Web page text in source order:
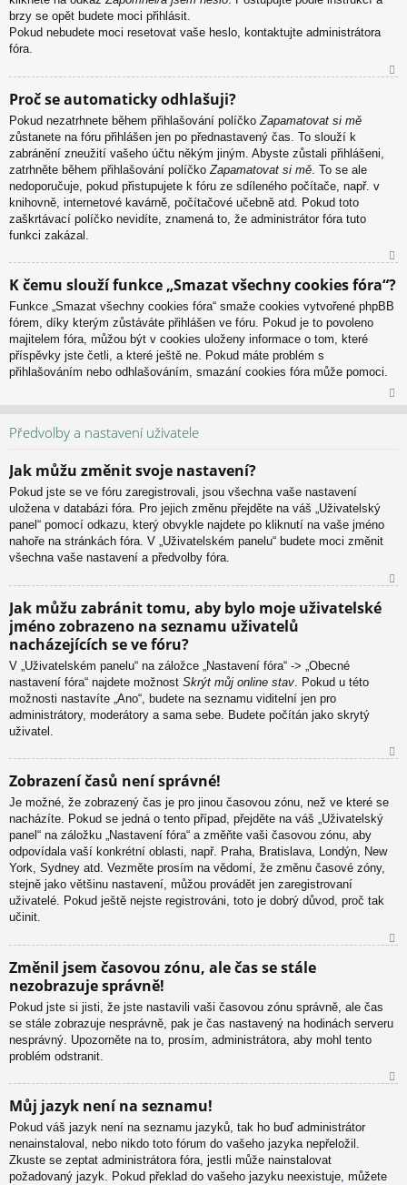
brzy se opět budete moci přihlásit.
Pokud nebudete moci resetovat vaše heslo, kontaktujte administrátora
fóra.
Proč se automaticky odhlašuji?
Pokud nezatrhnete během přihlašování políčko Zapamatovat si mě
zůstanete na fóru přihlášen jen po přednastavený čas. To slouží k
zabránění zneužití vašeho účtu někým jiným. Abyste zůstali přihlášeni,
zatrhněte během přihlašování políčko Zapamatovat si mě . To se ale
nedoporučuje, pokud přistupujete k fóru ze sdíleného počítače, např. v
knihovně, internetové kavárně, počítačové učebně atd. Pokud toto
zaškrtávací políčko nevidíte, znamená to, že administrátor fóra tuto
funkci zakázal.
ah
or
K čemu slouží funkce „Smazat všechny cookies fóra“?
Funkce „Smazat všechny cookies fóra“ smaže cookies vytvořené phpBB
fórem, díky kterým zůstáváte přihlášen ve fóru. Pokud je to povoleno
majitelem fóra, můžou být v cookies uloženy informace o tom, které
příspěvky jste četli, a které ještě ne. Pokud máte problém s
přihlašováním nebo odhlašováním, smazání cookies fóra může pomoci.
Předvolby a nastavení uživatele
Jak můžu změnit svoje nastavení?
Pokud jste se ve fóru zaregistrovali, jsou všechna vaše nastavení
uložena v databázi fóra. Pro jejich změnu přejděte na váš „Uživatelský
panel“ pomocí odkazu, který obvykle najdete po kliknutí na vaše jméno
nahoře na stránkách fóra. V „Uživatelském panelu“ budete moci změnit
všechna vaše nastavení a předvolby fóra.
Jak můžu zabránit tomu, aby bylo moje uživatelské
jméno zobrazeno na seznamu uživatelů
nacházejících se ve fóru?
V „Uživatelském panelu“ na záložce „Nastavení fóra“ -> „Obecné
nastavení fóra“ najdete možnost Skrýt můj online stav . Pokud u této
možnosti nastavíte „Ano“, budete na seznamu viditelní jen pro
administrátory, moderátory a sama sebe. Budete počítán jako skrytý
uživatel.
or
Zobrazení časů není správné!
Je možné, že zobrazený čas je pro jinou časovou zónu, než ve které se
nacházíte. Pokud se jedná o tento případ, přejděte na váš „Uživatelský
panel“ na záložku „Nastavení fóra“ a změňte vaši časovou zónu, aby
odpovídala vaší konkrétní oblasti, např. Praha, Bratislava, Londýn, New
York, Sydney atd. Vezměte prosím na vědomí, že změnu časové zóny,
stejně jako většinu nastavení, můžou provádět jen zaregistrovaní
uživatelé. Pokud ještě nejste registrováni, toto je dobrý důvod, proč tak
učinit.
Změnil jsem časovou zónu, ale čas se stále
nezobrazuje správně!
Pokud jste si jisti, že jste nastavili vaši časovou zónu správně, ale čas
se stále zobrazuje nesprávně, pak je čas nastavený na hodinách serveru
nesprávný. Upozorněte na to, prosím, administrátora, aby mohl tento
problém odstranit.
Můj jazyk není na seznamu!
Pokud váš jazyk není na seznamu jazyků, tak ho buď administrátor
nenainstaloval, nebo nikdo toto fórum do vašeho jazyka nepřeložil.
Zkuste se zeptat administrátora fóra, jestli může nainstalovat
požadovaný jazyk. Pokud překlad do vašeho jazyku neexistuje, můžete